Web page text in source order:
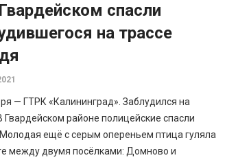
спасли
на трассе
— ГТРК «Калининград». Заблудился на
Гвардейском районе полицейские спасли
ещё с серым опереньем птица гуляла
между двумя посёлками: Домново и